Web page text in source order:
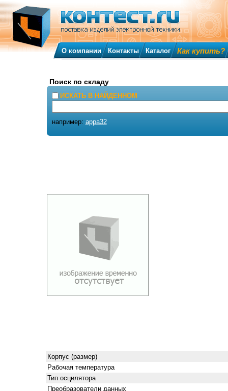
Корпус (размер)
Рабочая температура
Тип осцилятора
Преобразователи данных
О компании Контакты Каталог Как купить?
Поиск по складу
ИСКАТЬ В НАЙДЕННОМ
например: appa32